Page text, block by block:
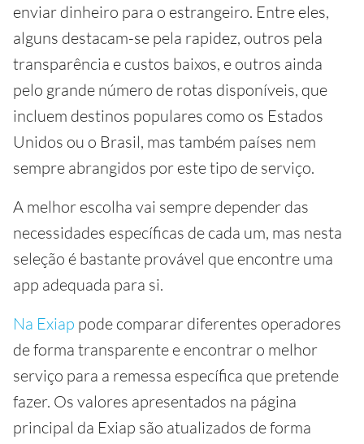
enviar dinheiro para o estrangeiro. Entre eles,
alguns destacam-se pela rapidez, outros pela
transparência e custos baixos, e outros ainda
pelo grande número de rotas disponíveis, que
incluem destinos populares como os Estados
Unidos ou o Brasil, mas também países nem
sempre abrangidos por este tipo de serviço.
A melhor escolha vai sempre depender das
necessidades específicas de cada um, mas nesta
seleção é bastante provável que encontre uma
app adequada para si.
Na Exiap pode comparar diferentes operadores
de forma transparente e encontrar o melhor
serviço para a remessa específica que pretende
fazer. Os valores apresentados na página
principal da Exiap são atualizados de forma